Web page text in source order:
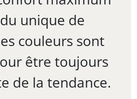
unique de
couleurs sont
être toujours
de la tendance.